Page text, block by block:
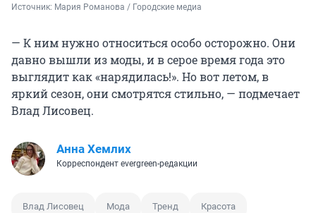
Источник: Мария Романова / Городские медиа
— К ним нужно относиться особо осторожно. Они
давно вышли из моды, и в серое время года это
выглядит как «нарядилась!». Но вот летом, в
яркий сезон, они смотрятся стильно, — подмечает
Влад Лисовец.
Анна Хемлих
Корреспондент evergreen-редакции
Влад Лисовец Мода Тренд Красота